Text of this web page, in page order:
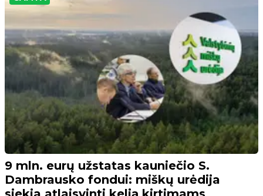
9 mln. eurų užstatas kauniečio S.
Dambrausko fondui: miškų urėdija